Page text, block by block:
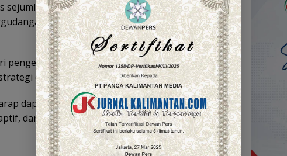
sejumlah poin strategis seperti pengendalian
operasi pasar terintegrasi, serta strategi
pengelolaan bahan pokok, pemanfaatan
ekspor,” jelas Firman.
dapat menyusun Raperda Penyelenggaraan
dan mampu menjawab tantangan pasar